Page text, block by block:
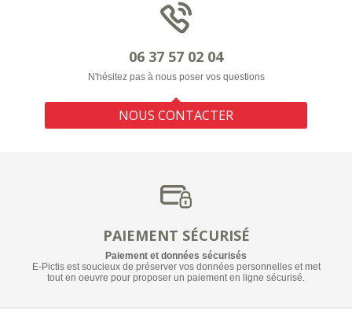
06 37 57 02 04
N'hésitez pas à nous poser vos questions
NOUS CONTACTER
PAIEMENT SÉCURISÉ
Paiement et données sécurisés
E-Pictis est soucieux de préserver vos données personnelles et met
tout en oeuvre pour proposer un paiement en ligne sécurisé.